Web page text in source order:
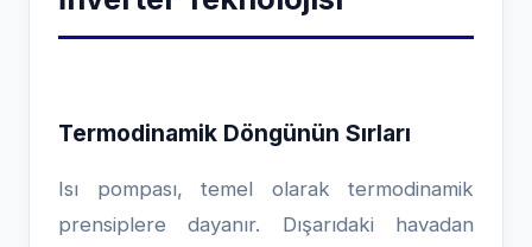
Termodinamik Döngünün Sırları
Isı pompası, temel olarak termodinamik
prensiplere dayanır. Dışarıdaki havadan